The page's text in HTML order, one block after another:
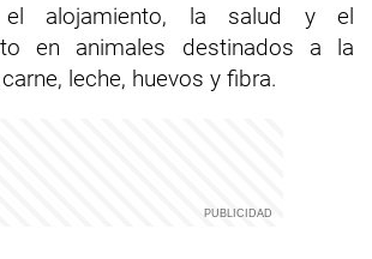
el alojamiento, la salud y el
en animales destinados a la
leche, huevos y fibra.